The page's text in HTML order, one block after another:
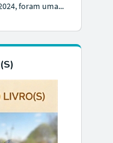
foram uma...